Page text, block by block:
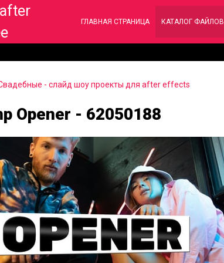
ГЛАВНАЯ СТРАНИЦА КАТАЛОГ ФАЙЛОВ
- слайд шоу проекты для after effects
Opener - 62050188